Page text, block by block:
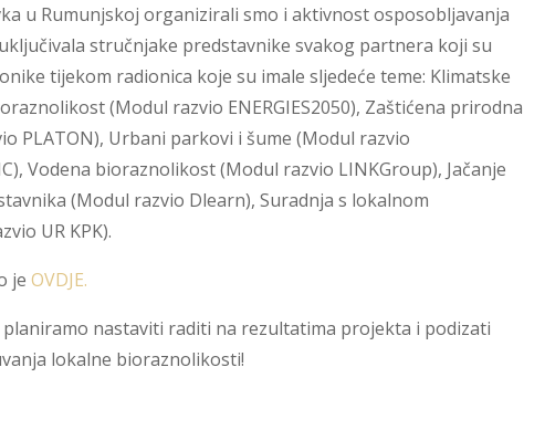
u Rumunjskoj organizirali smo i aktivnost osposobljavanja
stručnjake predstavnike svakog partnera koji su
tijekom radionica koje su imale sljedeće teme: Klimatske
(Modul razvio ENERGIES2050), Zaštićena prirodna
PLATON), Urbani parkovi i šume (Modul razvio
Vodena bioraznolikost (Modul razvio LINKGroup), Jačanje
(Modul razvio Dlearn), Suradnja s lokalnom
UR KPK).
je OVDJE.
nastaviti raditi na rezultatima projekta i podizati
lokalne bioraznolikosti!